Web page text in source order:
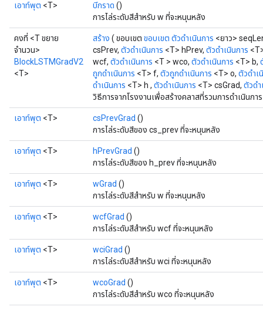
เอาท์พุต <T> บีกราด ()
การไล่ระดับสีสำหรับ w ที่จะหนุนหลัง
คงที่ <T ขยาย
จำนวน>
BlockLSTMGradV2
<T>
สร้าง ( ขอบเขต ขอบเขต ตัวดำเนินการ <ยาว>
csPrev, ตัวดำเนินการ <T> hPrev, ตัวดำเนินการ
wcf, ตัวดำเนินการ <T > wco, ตัวดำเนินการ <T> b,
ถูกดำเนินการ <T> f, ตัวถูกดำเนินการ <T> o, ตัวดำเ
ดำเนินการ <T> h , ตัวดำเนินการ <T> csGrad, ตัวดำ
วิธีการจากโรงงานเพื่อสร้างคลาสที่รวมการดำเนินก
เอาท์พุต <T> csPrevGrad ()
การไล่ระดับสีของ cs_prev ที่จะหนุนหลัง
เอาท์พุต <T> hPrevGrad ()
การไล่ระดับสีของ h_prev ที่จะหนุนหลัง
เอาท์พุต <T> wGrad ()
การไล่ระดับสีสำหรับ w ที่จะหนุนหลัง
เอาท์พุต <T> wcfGrad ()
การไล่ระดับสีสำหรับ wcf ที่จะหนุนหลัง
เอาท์พุต <T> wciGrad ()
การไล่ระดับสีสำหรับ wci ที่จะหนุนหลัง
เอาท์พุต <T> wcoGrad ()
การไล่ระดับสีสำหรับ wco ที่จะหนุนหลัง